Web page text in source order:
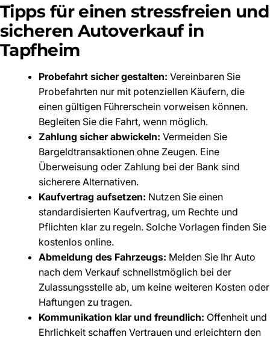
Tipps für einen stressfreien und
sicheren Autoverkauf in
Tapfheim
Probefahrt sicher gestalten: Vereinbaren Sie
Probefahrten nur mit potenziellen Käufern, die
einen gültigen Führerschein vorweisen können.
Begleiten Sie die Fahrt, wenn möglich.
Zahlung sicher abwickeln: Vermeiden Sie
Bargeldtransaktionen ohne Zeugen. Eine
Überweisung oder Zahlung bei der Bank sind
sicherere Alternativen.
Kaufvertrag aufsetzen: Nutzen Sie einen
standardisierten Kaufvertrag, um Rechte und
Pflichten klar zu regeln. Solche Vorlagen finden Sie
kostenlos online.
Abmeldung des Fahrzeugs: Melden Sie Ihr Auto
nach dem Verkauf schnellstmöglich bei der
Zulassungsstelle ab, um keine weiteren Kosten oder
Haftungen zu tragen.
Kommunikation klar und freundlich: Offenheit und
Ehrlichkeit schaffen Vertrauen und erleichtern den